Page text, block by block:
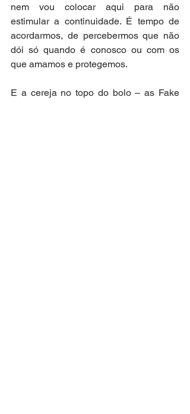
nem vou colocar aqui para não
estimular a continuidade. É tempo de
acordarmos, de percebermos que não
dói só quando é conosco ou com os
que amamos e protegemos.
E a cereja no topo do bolo – as Fake